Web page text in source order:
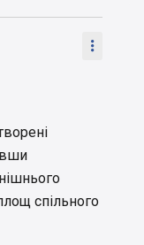

спільного